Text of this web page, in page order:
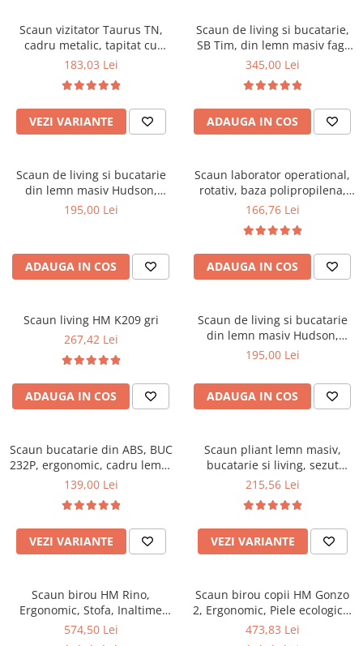
Saltele cu arcuri impachetate
individual
Saltele Memory Pocket
Saltele Memory Foam
Saltele Memory Pocket
Saltele cu plasa arcuri
Saltele cu spuma
Saltele cu spuma poliuretanica
Saltele 140x200
Saltele 180x200
Top saltele
Top saltele 5 cm
Top saltele 10 cm
Top saltele memory 5 cm
Saltele ieftine
Saltele cu plasa de arcuri
Paturi
Seturi de pat si saltea
Masute de toaleta
Mobilier living
Scaune pentru living
Comode living
Set mese plus scaune
Scaune ergonomice
Etajere Birou
Birouri
Scaune pentru birou
Scaune pentru vizitatori
Mobilier bucatarie
Scaune pentru bucatarie
Mobila bucatarie
Seturi mese si scaune bucatarie
Mobilier hol
Mobila hol
Suporturi si rafturi pantofi
Pantofare
Seturi mobilier hol
Stender haine
Scaune birou
Scaune profesionale
Scaune resigilate
Scaune conferinta
Scaune terasa si outdoor
Scaun vizitator Taurus TN,
cadru metalic, tapitat cu
stofa, stivuibil, 120 kg, negru
183,03 Lei
VEZI VARIANTE
Scaun de living si bucatarie,
SB Tim, din lemn masiv fag,
tapiterie stofa, lacuit, 120 kg,
345,00 Lei
ADAUGA IN COS
Scaun de living si bucatarie
din lemn masiv Hudson,
tapiterie stofa,100 kg,
195,00 Lei
ADAUGA IN COS
Scaun laborator operational,
rotativ, baza polipropilena,
piele ecologica, inaltime
166,76 Lei
ADAUGA IN COS
Scaun living HM K209 gri
267,42 Lei
ADAUGA IN COS
Scaun de living si bucatarie
din lemn masiv Hudson,
tapiterie stofa,100 kg,
195,00 Lei
ADAUGA IN COS
Scaun bucatarie din ABS, BUC
232P, ergonomic, cadru lemn,
100 kg
139,00 Lei
VEZI VARIANTE
Scaun pliant lemn masiv,
bucatarie si living, sezut
tapitat cu piele ecologica, 100
215,56 Lei
VEZI VARIANTE
Scaun birou HM Rino,
Ergonomic, Stofa, Inaltime
reglabila, Mecanism
574,50 Lei
Scaun birou copii HM Gonzo
2, Ergonomic, Piele ecologica,
Inaltime ajustabila, Mecanism
473,83 Lei